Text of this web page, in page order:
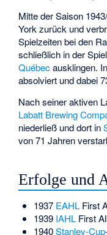
Mitte der Saison
York zurück und
Spielzeiten bei den
schließlich in der
Québecausklingen.
absolviert und dabei
Nach seiner aktiven
Labatt Brewing
niederließ und dort in
von 71 Jahren
Erfolge und
1937 EAHLFirst
1939 IAHLFirst
1940Stanley-Cup